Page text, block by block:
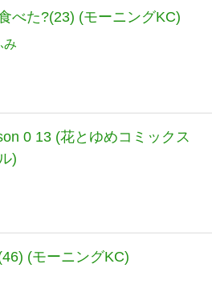
べた?(23) (モーニングKC)
み
0 13 (花とゆめコミックス
)
(モーニングKC)